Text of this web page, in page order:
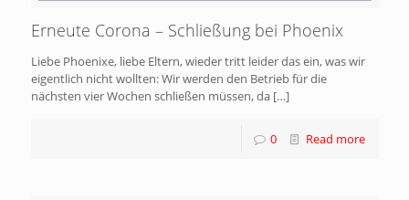
Erneute Corona – Schließung bei Phoenix
Liebe Phoenixe, liebe Eltern, wieder tritt leider das ein, was wir
eigentlich nicht wollten: Wir werden den Betrieb für die
nächsten vier Wochen schließen müssen, da[…]
0 Read more